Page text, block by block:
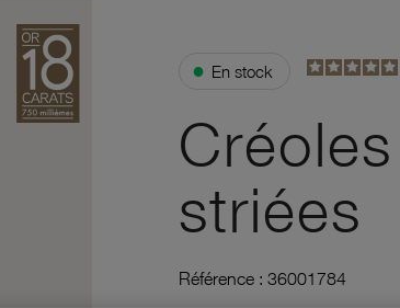
● En stock
striées
Référence : 36001784